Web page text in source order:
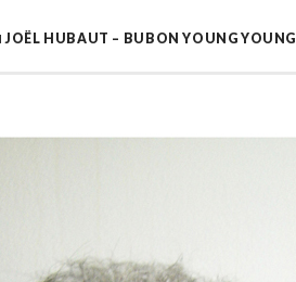
JOËL HUBAUT – BUBON YOUNG YOUNG